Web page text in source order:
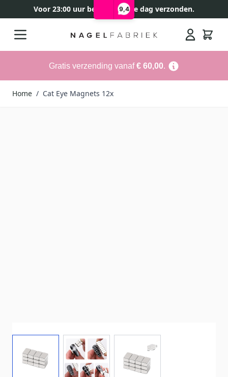
9,4
Voor 23:00 uur besteld, zelfde dag verzonden.
Gratis verzending vanaf€ 60,00.
Home / Cat Eye Magnets 12x
View larger imageView larger image